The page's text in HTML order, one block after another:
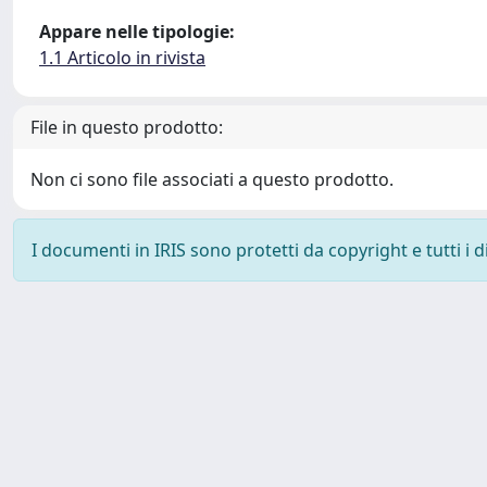
Appare nelle tipologie:
1.1 Articolo in rivista
File in questo prodotto:
Non ci sono file associati a questo prodotto.
I documenti in IRIS sono protetti da copyright e tutti i